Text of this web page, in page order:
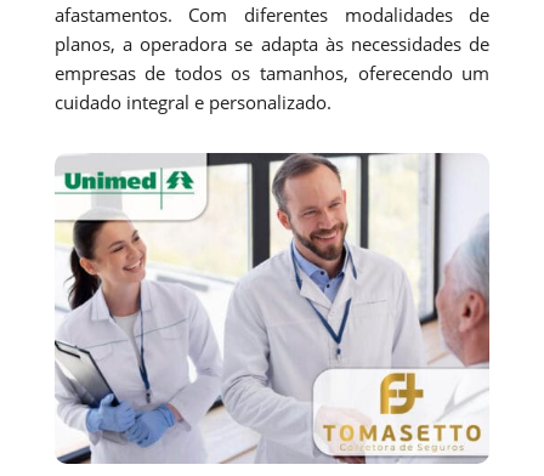
afastamentos. Com diferentes modalidades de
planos, a operadora se adapta às necessidades de
empresas de todos os tamanhos, oferecendo um
cuidado integral e personalizado.